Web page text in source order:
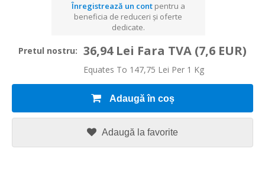
Înregistrează un contpentru a
beneficia de reduceri și oferte
dedicate.
Pretul nostru: 36,94 Lei Fara TVA (7,6 EUR)
Equates To 147,75 Lei Per 1 Kg
Adaugă în coș
Adaugă la favorite